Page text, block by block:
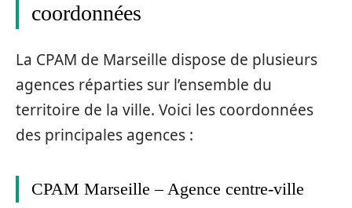
coordonnées
La CPAM de Marseille dispose de plusieurs
agences réparties sur l’ensemble du
territoire de la ville. Voici les coordonnées
des principales agences :
CPAM Marseille – Agence centre-ville